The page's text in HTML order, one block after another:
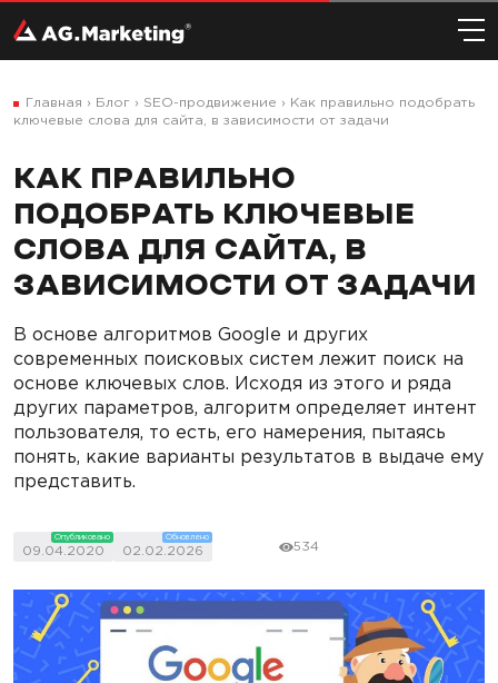
Главная › Блог › SEO-продвижение › Как правильно подобрать
ключевые слова для сайта, в зависимости от задачи
КАК ПРАВИЛЬНО
ПОДОБРАТЬ КЛЮЧЕВЫЕ
СЛОВА ДЛЯ САЙТА, В
ЗАВИСИМОСТИ ОТ ЗАДАЧИ
В основе алгоритмов Google и других
современных поисковых систем лежит поиск на
основе ключевых слов. Исходя из этого и ряда
других параметров, алгоритм определяет интент
пользователя, то есть, его намерения, пытаясь
понять, какие варианты результатов в выдаче ему
представить.
09.04.2020
Опубликовано
02.02.2026
Обновлено
534